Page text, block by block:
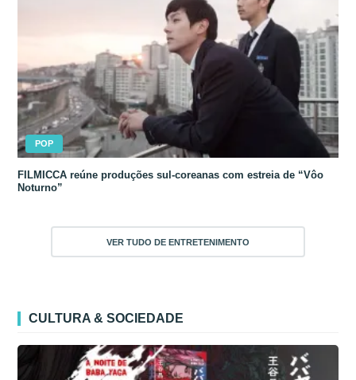
POP
FILMICCA reúne produções sul-coreanas com estreia de “Vôo
Noturno”
VER TUDO DE ENTRETENIMENTO
CULTURA & SOCIEDADE